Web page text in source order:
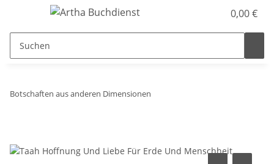
0,00 €
Botschaften aus anderen Dimensionen